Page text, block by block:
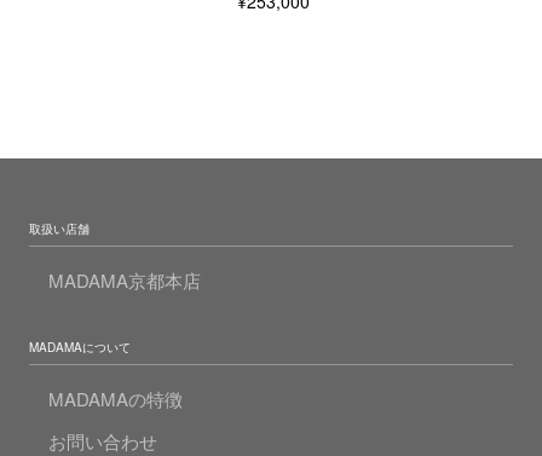
取扱い店舗
MADAMA京都本店
MADAMAについて
MADAMAの特徴
お問い合わせ